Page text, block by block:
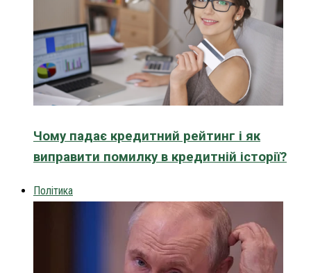
Чому падає кредитний рейтинг і як
виправити помилку в кредитній історії?
Політика